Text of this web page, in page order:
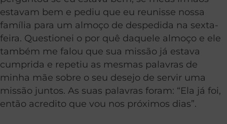
estavam bem e pediu que eu reunisse nossa
família para um almoço de despedida na sexta-
feira. Questionei o por quê daquele almoço e ele
também me falou que sua missão já estava
cumprida e repetiu as mesmas palavras de
minha mãe sobre o seu desejo de servir uma
missão juntos. As suas palavras foram: “Ela já foi,
então acredito que vou nos próximos dias”.